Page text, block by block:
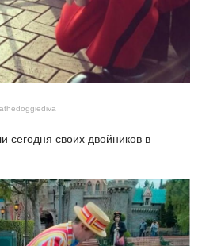
своих двойников в